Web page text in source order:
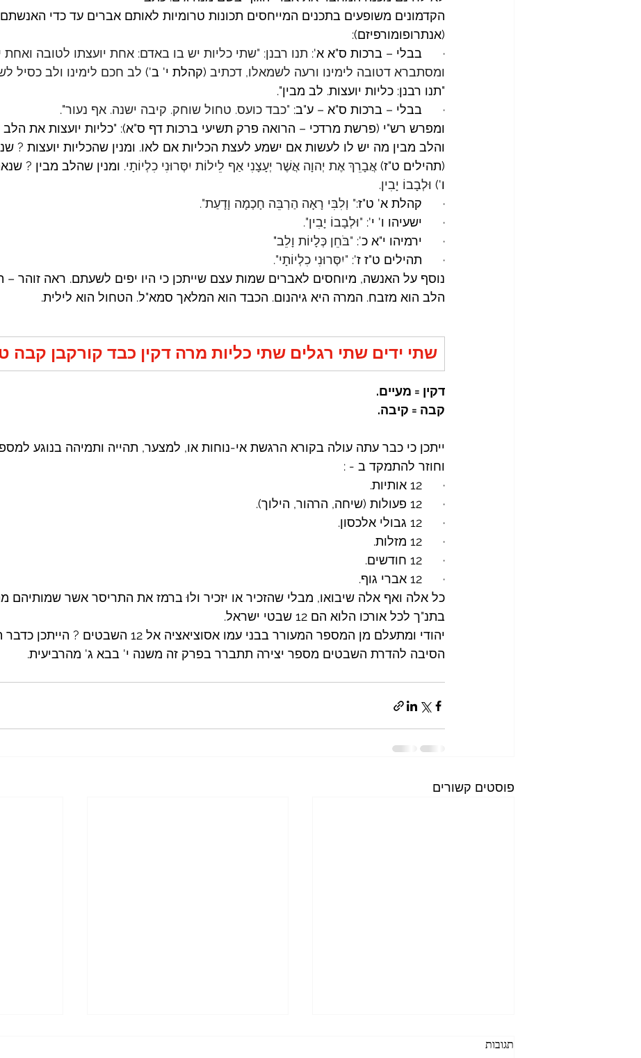
הקדמונים משופעים בתכנים המייחסים תכונות טרומיות לאותם אברים עד כדי האנשתם
(אנתרופומורפיזם):
·      בבלי – ברכות ס"א א': תנו רבנן: "שתי כליות יש בו באדם: אחת יועצתו לטובה ואחת
ומסתברא דטובה לימינו ורעה לשמאלו, דכתיב (קהלת י' ב') לב חכם לימינו ולב כסיל
"תנו רבנן: כליות יועצות. לב מבין".
·      בבלי – ברכות ס"א – ע"ב: "כבד כועס. טחול שוחק. קיבה ישנה. אף נעור".
ומפרש רש"י (פרשת מרדכי – הרואה פרק תשיעי ברכות דף ס"א): "כליות יועצות את הלב
והלב מבין מה יש לו לעשות אם ישמע לעצת הכליות אם לאו. ומנין שהכליות יועצות ?
(תהילים ט"ז) אֲבָרֵךְ אֶת יְהוָה אֲשֶׁר יְעָצָנִי אַף לֵילוֹת יִסְּרוּנִי כִלְיוֹתָי. ומנין שהלב מבין ?
ו') וּלְבָבוֹ יָבִין.
·      קהלת א' ט"ז:" וְלִבִּי רָאָה הַרְבֵּה חָכְמָה וָדָעַת".
·      ישעיהו ו' י': "וּלְבָבוֹ יָבִין".
·      ירמיהו י"א כ': "בֹּחֵן כְּלָיוֹת וָלֵב"
·      תהילים ט"ז ז': "יִסְּרוּנִי כִלְיוֹתָי".
נוסף על האנשה, מיוחסים לאברים שמות עצם שייתכן כי היו יפים לשעתם. ראה זוהר –
הלב הוא מזבח. המרה היא גיהנום. הכבד הוא המלאך סמא"ל. הטחול הוא לילית.
שתי ידים שתי רגלים שתי כליות מרה דקין כבד קורקבן קבה
דקין = מעיים.
קבה = קיבה.
וחוזר להתמקד ב - :
·      12 אותיות.
·      12 פעולות (שיחה, הרהור, הילוך).
·      12 גבולי אלכסון.
·      12 מזלות.
·      12 חודשים.
·      12 אברי גוף.
כל אלה ואף אלה שיבואו, מבלי שהזכיר או יזכיר ולוּ ברמז את התריסר אשר שמותיהם
בתנ"ך לכל אורכו הלוא הם 12 שבטי ישראל.
יהודי ומתעלם מן המספר המעורר בבני עמו אסוציאציה אל 12 השבטים ? הייתכן כדבר הזה ?
הסיבה להדרת השבטים מספר יצירה תתברר בפרק זה משנה י' בבא ג' מהרביעית.
פוסטים קשורים
תגובות